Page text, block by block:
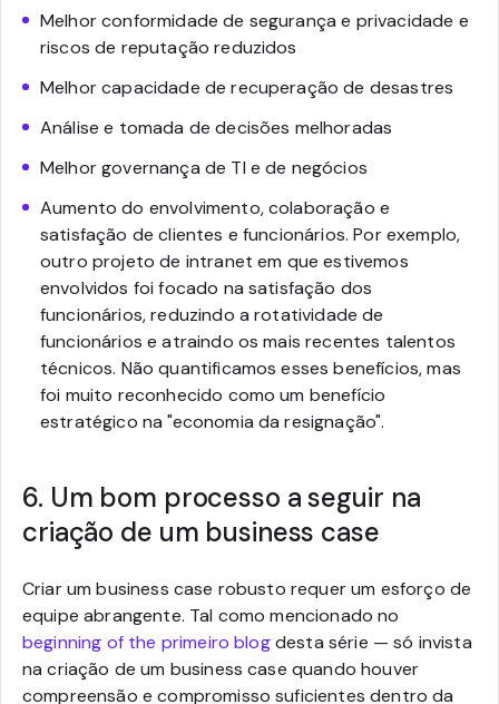
Melhor conformidade de segurança e privacidade e
riscos de reputação reduzidos
Melhor capacidade de recuperação de desastres
Análise e tomada de decisões melhoradas
Melhor governança de TI e de negócios
Aumento do envolvimento, colaboração e
satisfação de clientes e funcionários. Por exemplo,
outro projeto de intranet em que estivemos
envolvidos foi focado na satisfação dos
funcionários, reduzindo a rotatividade de
funcionários e atraindo os mais recentes talentos
técnicos. Não quantificamos esses benefícios, mas
foi muito reconhecido como um benefício
estratégico na "economia da resignação".
6. Um bom processo a seguir na
criação de um business case
Criar um business case robusto requer um esforço de
equipe abrangente. Tal como mencionado no
beginning of the primeiro blogdesta série — só invista
na criação de um business case quando houver
compreensão e compromisso suficientes dentro da